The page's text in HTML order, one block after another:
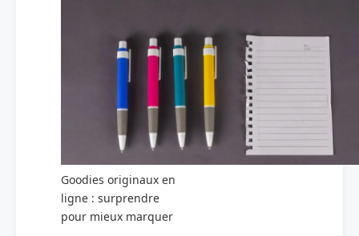
Goodies originaux en
ligne : surprendre
pour mieux marquer